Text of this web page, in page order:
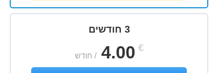
3 חודשים
€
4.00
/ חודש